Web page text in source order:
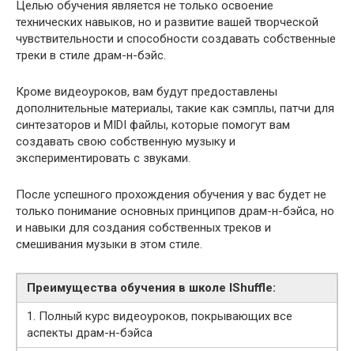
Целью обучения является не только освоение
технических навыков, но и развитие вашей творческой
чувствительности и способности создавать собственные
треки в стиле драм-н-бэйс.
Кроме видеоуроков, вам будут предоставлены
дополнительные материалы, такие как сэмплы, патчи для
синтезаторов и MIDI файлы, которые помогут вам
создавать свою собственную музыку и
экспериментировать с звуками.
После успешного прохождения обучения у вас будет не
только понимание основных принципов драм-н-бэйса, но
и навыки для создания собственных треков и
смешивания музыки в этом стиле.
Преимущества обучения в школе IShuffle:
1. Полный курс видеоуроков, покрывающих все
аспекты драм-н-бэйса